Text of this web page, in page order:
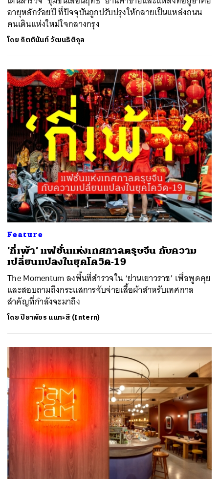
อายุหลักร้อยปี ที่ปัจจุบันถูกปรับปรุงให้กลายเป็นแหล่งถนน
คนเดินแห่งใหม่ใจกลางกรุง
โดย กิตตินันท์ วัฒนธิติกุล
Feature
‘กี่เพ้า’ แฟชั่นแห่งเทศกาลตรุษจีน กับความ
เปลี่ยนแปลงในยุคโควิด-19
The Momentum ลงพื้นที่สำรวจใน ‘ย่านเยาวราช’ เพื่อพูดคุย
และสอบถามถึงกระแสการจับจ่ายเสื้อผ้าสำหรับเทศกาล
สำคัญที่กำลังจะมาถึง
โดยปิยาพัชร นนทะสี (Intern)
ค้นหา
SHARE TWEET LINE EMAIL